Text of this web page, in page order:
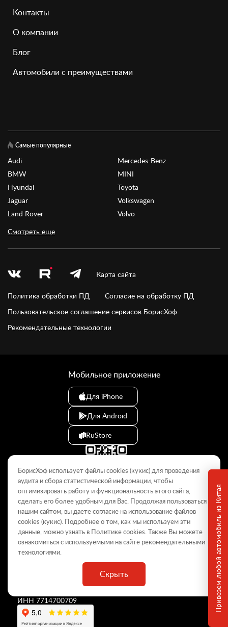
Привезем любой автомобиль из Китая
Контакты
О компании
Блог
Автомобили с преимуществами
Самые популярные
Audi
BMW
Hyundai
Jaguar
Land Rover
Mercedes-Benz
MINI
Toyota
Volkswagen
Volvo
Смотреть еще
Карта сайта
Политика обработки ПД
Согласие на обработку ПД
Пользовательское соглашение сервисов БорисХоф
Рекомендательные технологии
© 2009–2026
Данный интернет-сайт носит информационный характер и не
является публичной офертой, определяемой положениями Статьи
437 ГК РФ. Для получения подробной информации обращайтесь в
дилерские центры.
БорисХоф Холдинг»
ИНН 7714700709
Мобильное приложение
Для iPhone
Для Android
RuStore
БорисХоф использует файлы cookies (кукиc) для проведения
аудита и сбора статистической информации, чтобы
оптимизировать работу и функциональность этого сайта,
сделать его более удобным для Вас. Продолжая пользоваться
нашим сайтом, вы даете согласие на использование файлов
cookies (кукиc). Подробнее о том, как мы используем эти
данные, можно узнать в Политикеcookies. Также Вы можете
ознакомиться с используемыми на сайте рекомендательными
технологиями.
Скрыть